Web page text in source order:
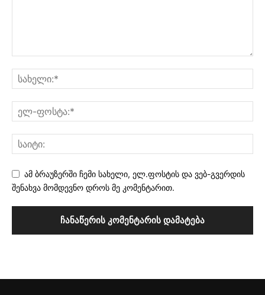
ამ ბრაუზერში ჩემი სახელი, ელ.ფოსტის და ვებ-გვერდის
შენახვა მომდევნო დროს მე კომენტარით.